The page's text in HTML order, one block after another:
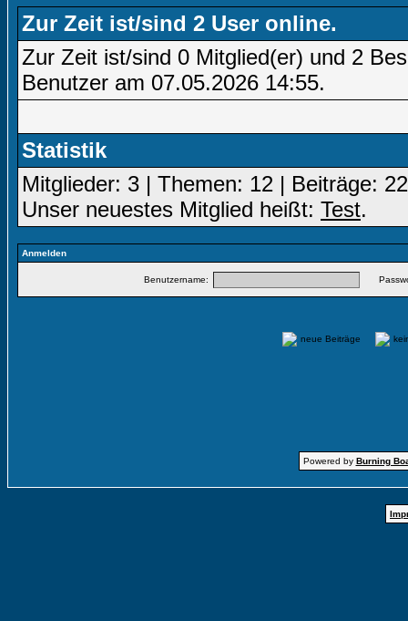
Zur Zeit ist/sind 2 User online.
Zur Zeit ist/sind 0 Mitglied(er) und 2
Benutzer am 07.05.2026 14:55.
Statistik
Mitglieder: 3 | Themen: 12 | Beiträge:
Unser neuestes Mitglied heißt: Test.
Anmelden
Benutzername:
neue Beiträge
Powered by Burning